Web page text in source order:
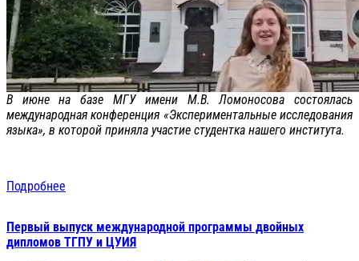
В июне на базе МГУ имени М.В. Ломоносова состоялась
международная конференция «Экспериментальные исследования
языка», в которой приняла участие студентка нашего института.
Подробнее
Первый выпуск международной программы двойных
дипломов ТГПУ и ЦУИЯ